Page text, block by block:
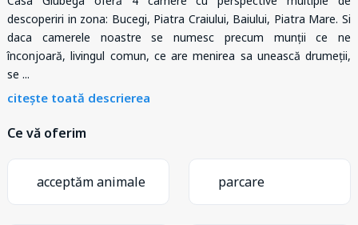
descoperiri in zona: Bucegi, Piatra Craiului, Baiului, Piatra Mare. Si
daca camerele noastre se numesc precum munții ce ne
înconjoară, livingul comun, ce are menirea sa unească drumeții,
se ...
citește toată descrierea
Ce vă oferim
acceptăm animale parcare